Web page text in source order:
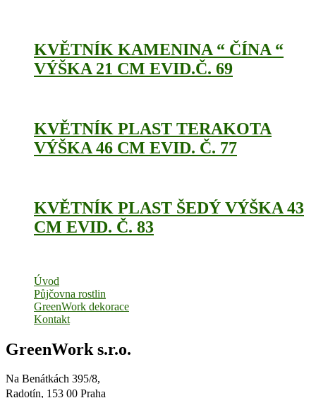
KVĚTNÍK KAMENINA “ ČÍNA “
VÝŠKA 21 CM EVID.Č. 69
KVĚTNÍK PLAST TERAKOTA
VÝŠKA 46 CM EVID. Č. 77
KVĚTNÍK PLAST ŠEDÝ VÝŠKA 43
CM EVID. Č. 83
Úvod
Půjčovna rostlin
GreenWork dekorace
Kontakt
GreenWork s.r.o.
Na Benátkách 395/8,
Radotín, 153 00 Praha